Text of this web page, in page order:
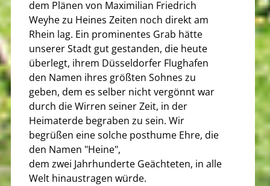
dem Plänen von Maximilian Friedrich
Weyhe zu Heines Zeiten noch direkt am
Rhein lag. Ein prominentes Grab hätte
unserer Stadt gut gestanden, die heute
überlegt, ihrem Düsseldorfer Flughafen
den Namen ihres größten Sohnes zu
geben, dem es selber nicht vergönnt war
durch die Wirren seiner Zeit, in der
Heimaterde begraben zu sein. Wir
begrüßen eine solche posthume Ehre, die
den Namen "Heine",
dem zwei Jahrhunderte Geächteten, in alle
Welt hinaustragen würde.